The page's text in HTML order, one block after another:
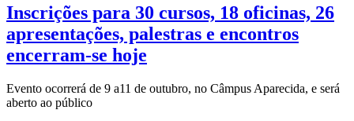
Inscrições para 30 cursos, 18 oficinas, 26
apresentações, palestras e encontros
encerram-se hoje
Evento ocorrerá de 9 a11 de outubro, no Câmpus Aparecida, e será
aberto ao público